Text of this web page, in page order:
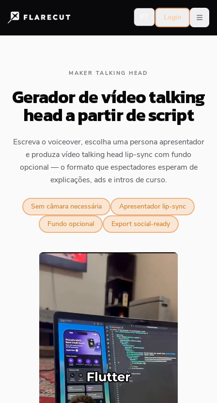
Login
MAKER TALKING HEAD
Gerador de vídeo talking
head a partir de script
Escreva o voiceover, escolha uma persona apresentador
e produza vídeo talking head lip-sync com fundo
opcional — o formato que espectadores esperam de
explicações, ads e intros de curso.
Sem câmara necessária
Apresentador lip-sync
Fundo opcional
Export social-ready